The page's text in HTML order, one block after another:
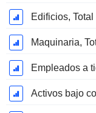
Edificios, Total
Maquinaria,
Empleados a